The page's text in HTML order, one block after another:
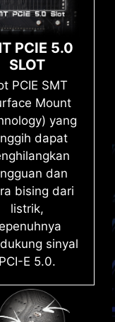
PCIE 5.0
SLOT
PCIE SMT
Mount
yang
dapat
dan
bising dari
listrik,
sinyal
PCI-E 5.0.
Boost, MPG
mengantarkan
dunia.
Mount
joint,
Memory
sinyal
yang bersih
MODE
DDR
otomatis.